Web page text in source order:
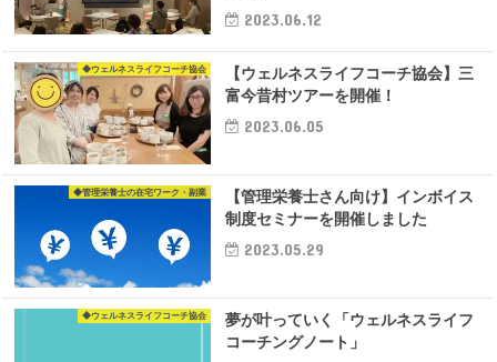
2023.06.12
◆ウェルネスライフコーチ協会
【ウェルネスライフコーチ協会】三
富今昔村ツアーを開催！
2023.06.05
◆管理栄養士の在宅ワーク・副業
【管理栄養士さん向け】インボイス
制度セミナーを開催しました
2023.05.29
◆ウェルネスライフコーチ協会
夢が叶っていく「ウェルネスライフ
コーチングノート」